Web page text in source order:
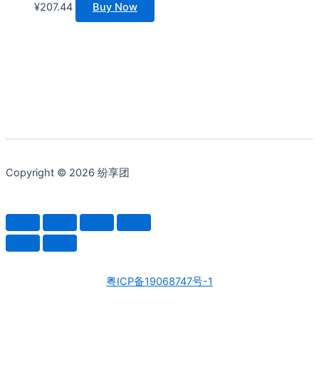
¥207.44 Buy Now
Copyright © 2026 纷享团
粤ICP备19068747号-1